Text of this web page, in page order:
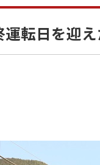
転日を迎